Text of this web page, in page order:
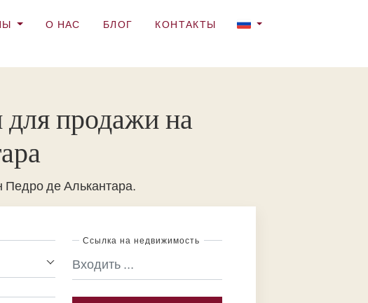
О НАС БЛОГ КОНТАКТЫ
для продажи на
Педро де Алькантара.
Ссылка на недвижимость